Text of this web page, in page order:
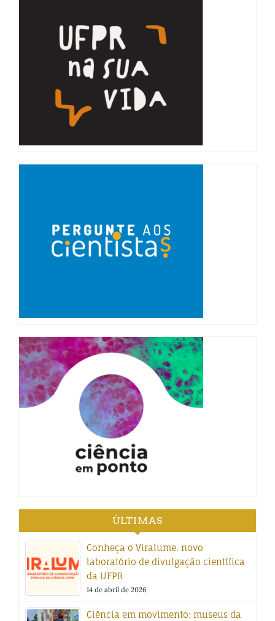
ÚLTIMAS
Conheça o Viralume, novo
laboratório de divulgação científica
da UFPR
14 de abril de 2026
Ciência em movimento: museus da